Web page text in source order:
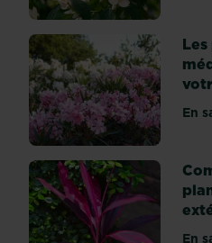
parme,
mauves,
lilas,
lavande
:
toutes
les
nuances
de
violet
se
retrouvent
En
En